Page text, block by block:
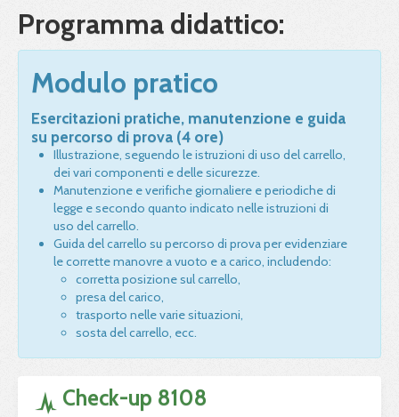
Programma didattico:
Modulo pratico
Esercitazioni pratiche, manutenzione e guida
su percorso di prova (4 ore)
Illustrazione, seguendo le istruzioni di uso del carrello,
dei vari componenti e delle sicurezze.
Manutenzione e verifiche giornaliere e periodiche di
legge e secondo quanto indicato nelle istruzioni di
uso del carrello.
Guida del carrello su percorso di prova per evidenziare
le corrette manovre a vuoto e a carico, includendo:
corretta posizione sul carrello,
presa del carico,
trasporto nelle varie situazioni,
sosta del carrello, ecc.
Check-up 8108